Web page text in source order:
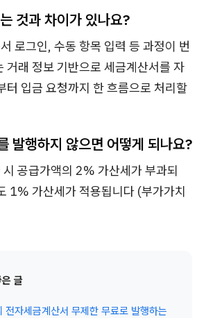
것과 차이가 있나요?
로그인, 수동 항목 입력 등 과정이 번
거래 정보 기반으로 세금계산서를 자
터 입금 요청까지 한 흐름으로 처리할
발행하지 않으면 어떻게 되나요?
공급가액의 2% 가산세가 부과되
1% 가산세가 적용됩니다 (부가가치
글
전자세금계산서 무제한 무료로 발행하는